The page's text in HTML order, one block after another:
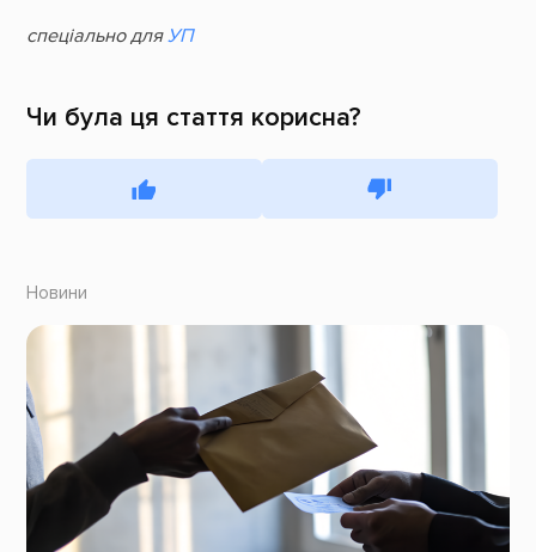
спеціально дляУП
Чи була ця стаття корисна?
Новини